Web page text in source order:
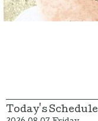
Today's Schedule